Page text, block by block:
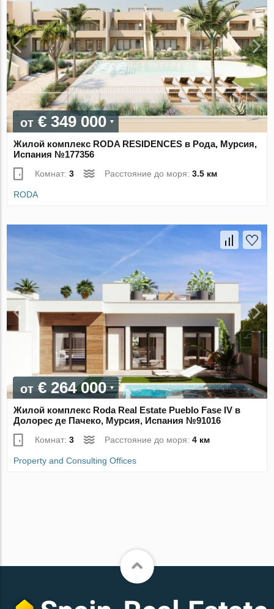
от € 349 000
Жилой комплекс RODA RESIDENCES в Рода, Мурсия,
Испания №177356
Комнат:3 Расстояние до моря:3.5 км
RODA
от € 264 000
Жилой комплекс Roda Real Estate Pueblo Fase IV в
Долорес де Пачеко, Мурсия, Испания №91016
Комнат:3 Расстояние до моря:4 км
Property and Consulting Offices